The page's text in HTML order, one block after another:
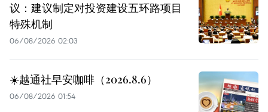
议：建议制定对投资建设五环路项目
特殊机制
06/08/2026 02:03
☀️越通社早安咖啡（2026.8.6）
06/08/2026 01:54